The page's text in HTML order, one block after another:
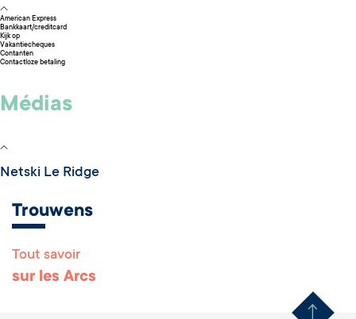
American Express
Bankkaart/creditcard
Kijk op
Vakantiecheques
Contanten
Contactloze betaling
Médias
Netski Le Ridge
Trouwens
Tout savoir
sur les Arcs Remonter